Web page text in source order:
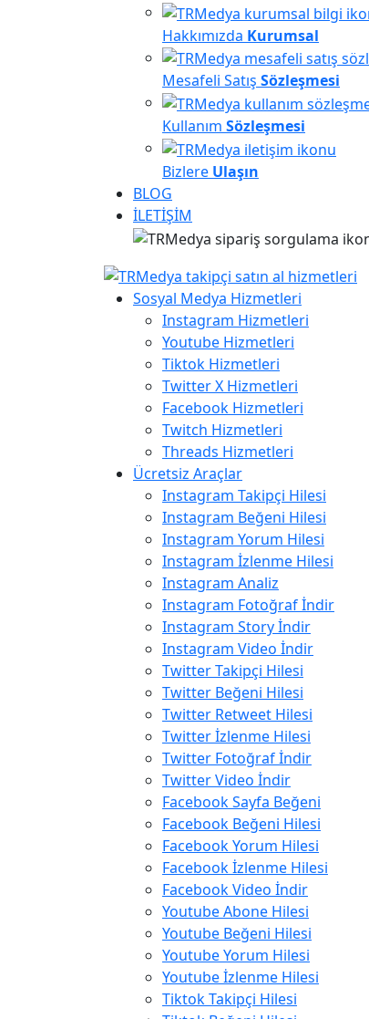
Hakkımızda Kurumsal
Mesafeli Satış Sözleşmesi
Kullanım Sözleşmesi
Bizlere Ulaşın
BLOG
İLETİŞİM
Sosyal Medya Hizmetleri
Instagram Hizmetleri
Youtube Hizmetleri
Tiktok Hizmetleri
Twitter X Hizmetleri
Facebook Hizmetleri
Twitch Hizmetleri
Threads Hizmetleri
Ücretsiz Araçlar
Instagram Takipçi Hilesi
Instagram Beğeni Hilesi
Instagram Yorum Hilesi
Instagram İzlenme Hilesi
Instagram Analiz
Instagram Fotoğraf İndir
Instagram Story İndir
Instagram Video İndir
Twitter Takipçi Hilesi
Twitter Beğeni Hilesi
Twitter Retweet Hilesi
Twitter İzlenme Hilesi
Twitter Fotoğraf İndir
Twitter Video İndir
Facebook Sayfa Beğeni
Facebook Beğeni Hilesi
Facebook Yorum Hilesi
Facebook İzlenme Hilesi
Facebook Video İndir
Youtube Abone Hilesi
Youtube Beğeni Hilesi
Youtube Yorum Hilesi
Youtube İzlenme Hilesi
Tiktok Takipçi Hilesi